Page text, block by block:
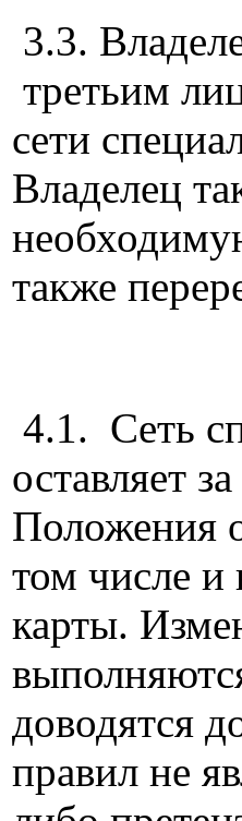
3.3.
третьим
сети
Владелец
также
4.1. Сеть
оставляет
Положения
том числе и
карты.
доводятся
правил не